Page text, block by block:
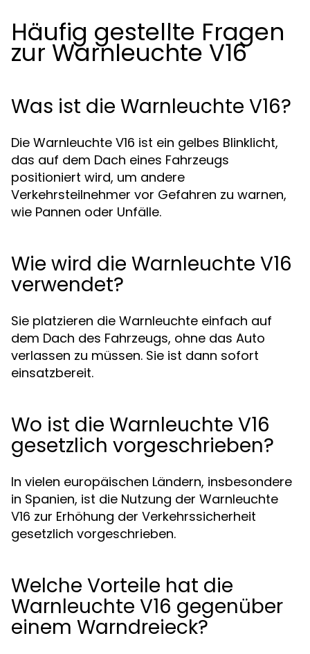
Häufig gestellte Fragen
zur Warnleuchte V16
Was ist die Warnleuchte V16?
Die Warnleuchte V16 ist ein gelbes Blinklicht,
das auf dem Dach eines Fahrzeugs
positioniert wird, um andere
Verkehrsteilnehmer vor Gefahren zu warnen,
wie Pannen oder Unfälle.
Wie wird die Warnleuchte V16
verwendet?
Sie platzieren die Warnleuchte einfach auf
dem Dach des Fahrzeugs, ohne das Auto
verlassen zu müssen. Sie ist dann sofort
einsatzbereit.
Wo ist die Warnleuchte V16
gesetzlich vorgeschrieben?
In vielen europäischen Ländern, insbesondere
in Spanien, ist die Nutzung der Warnleuchte
V16 zur Erhöhung der Verkehrssicherheit
gesetzlich vorgeschrieben.
Welche Vorteile hat die
Warnleuchte V16 gegenüber
einem Warndreieck?